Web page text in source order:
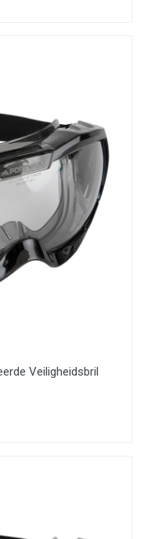
Veiligheidsbril